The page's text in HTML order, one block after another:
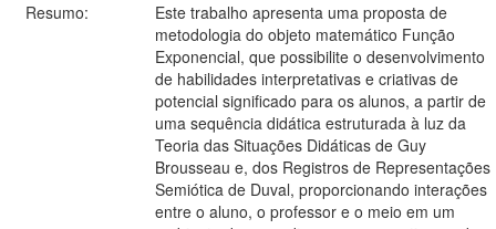
Resumo:
Este trabalho apresenta uma proposta de
metodologia do objeto matemático Função
Exponencial, que possibilite o desenvolvimento
de habilidades interpretativas e criativas de
potencial significado para os alunos, a partir de
uma sequência didática estruturada à luz da
Teoria das Situações Didáticas de Guy
Brousseau e, dos Registros de Representações
Semiótica de Duval, proporcionando interações
entre o aluno, o professor e o meio em um